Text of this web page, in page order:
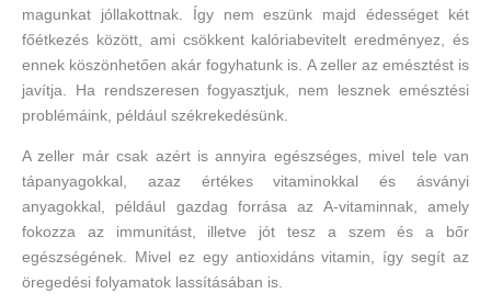
magunkat jóllakottnak. Így nem eszünk majd édességet két
főétkezés között, ami csökkent kalóriabevitelt eredményez, és
ennek köszönhetően akár fogyhatunk is. A zeller az emésztést is
javítja. Ha rendszeresen fogyasztjuk, nem lesznek emésztési
problémáink, például székrekedésünk.
A zeller már csak azért is annyira egészséges, mivel tele van
tápanyagokkal, azaz értékes vitaminokkal és ásványi
anyagokkal, például gazdag forrása az A-vitaminnak, amely
fokozza az immunitást, illetve jót tesz a szem és a bőr
egészségének. Mivel ez egy antioxidáns vitamin, így segít az
öregedési folyamatok lassításában is.